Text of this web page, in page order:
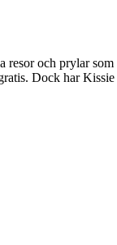
resor och prylar
Dock har